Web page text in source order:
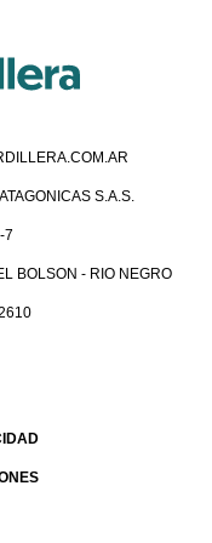
S.A.S.
7
BOLSON - RIO NEGRO